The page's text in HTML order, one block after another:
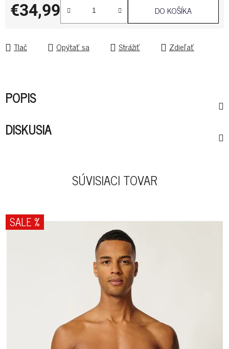
€34,99
Jednotková cena:
DO KOŠÍKA
Tlač Opýtať sa Strážiť Zdieľať
POPIS
DISKUSIA
SÚVISIACI TOVAR
SALE %